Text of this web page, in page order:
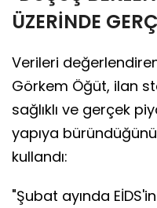
ÜZERİNDE
Verileri
Görkem Öğüt, ilan
sağlıklı ve gerçek
yapıya
kullandı:
"Şubat ayında